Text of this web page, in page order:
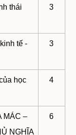
thái
3
tế -
3
học
4
MÁC –
NGHĨA
6